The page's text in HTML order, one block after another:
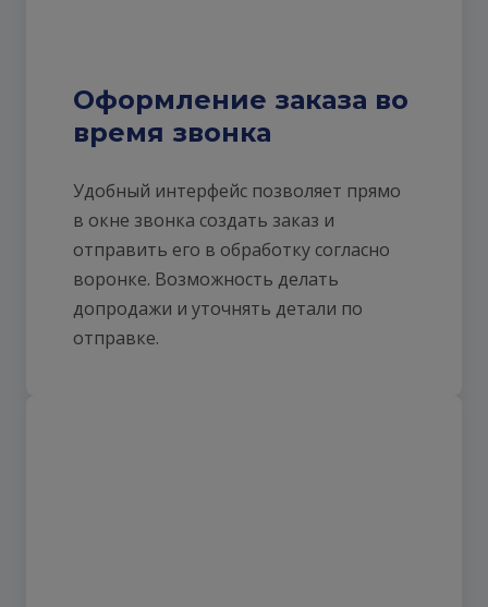
Оформление заказа во
время звонка
Удобный интерфейс позволяет прямо
в окне звонка создать заказ и
отправить его в обработку согласно
воронке. Возможность делать
допродажи и уточнять детали по
отправке.